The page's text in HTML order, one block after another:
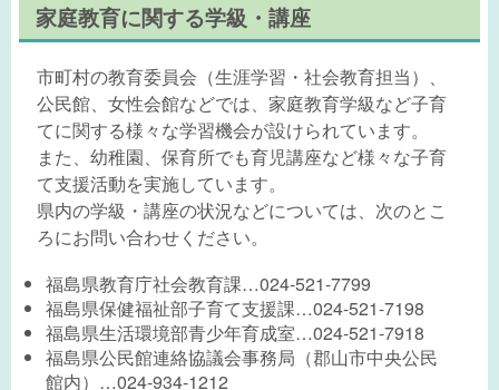
家庭教育に関する学級・講座
市町村の教育委員会（生涯学習・社会教育担当）、
公民館、女性会館などでは、家庭教育学級など子育
てに関する様々な学習機会が設けられています。
また、幼稚園、保育所でも育児講座など様々な子育
て支援活動を実施しています。
県内の学級・講座の状況などについては、次のとこ
ろにお問い合わせください。
福島県教育庁社会教育課…024-521-7799
福島県保健福祉部子育て支援課…024-521-7198
福島県生活環境部青少年育成室…024-521-7918
福島県公民館連絡協議会事務局（郡山市中央公民
館内）…024-934-1212